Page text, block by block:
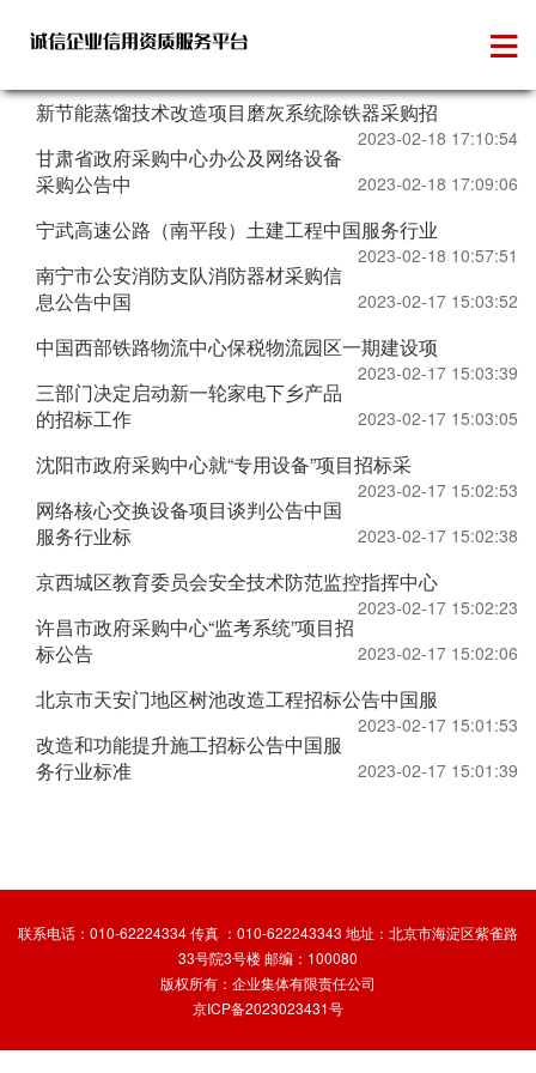
政府招标
新节能蒸馏技术改造项目磨灰系统除铁器采购招
2023-02-18 17:10:54
甘肃省政府采购中心办公及网络设备
采购公告中
2023-02-18 17:09:06
宁武高速公路（南平段）土建工程中国服务行业
2023-02-18 10:57:51
南宁市公安消防支队消防器材采购信
息公告中国
2023-02-17 15:03:52
中国西部铁路物流中心保税物流园区一期建设项
2023-02-17 15:03:39
三部门决定启动新一轮家电下乡产品
的招标工作
2023-02-17 15:03:05
沈阳市政府采购中心就“专用设备”项目招标采
2023-02-17 15:02:53
网络核心交换设备项目谈判公告中国
服务行业标
2023-02-17 15:02:38
京西城区教育委员会安全技术防范监控指挥中心
2023-02-17 15:02:23
许昌市政府采购中心“监考系统”项目招
标公告
2023-02-17 15:02:06
北京市天安门地区树池改造工程招标公告中国服
2023-02-17 15:01:53
改造和功能提升施工招标公告中国服
务行业标准
2023-02-17 15:01:39
联系电话：010-62224334 传真 ：010-622243343 地址：北京市海淀区紫雀路
33号院3号楼 邮编：100080
版权所有：企业集体有限责任公司
京ICP备2023023431号